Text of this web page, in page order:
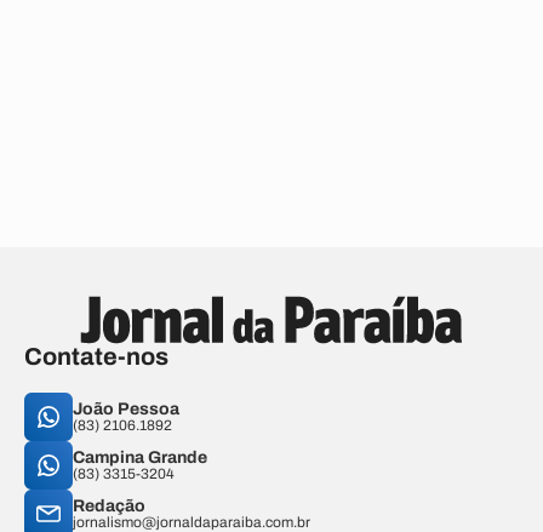
Contate-nos
João Pessoa
(83) 2106.1892
Campina Grande
(83) 3315-3204
Redação
jornalismo@jornaldaparaiba.com.br